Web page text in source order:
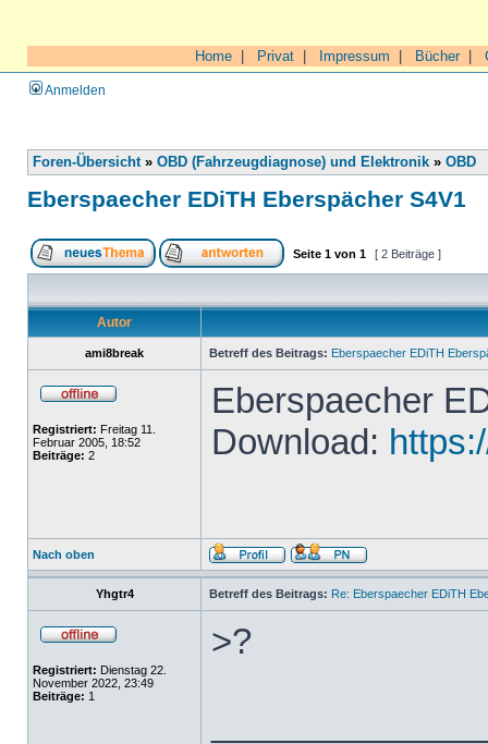
Home Privat Impressum Bücher|
Anmelden
Foren-Übersicht» OBD (Fahrzeugdiagnose) und Elektronik » OBD
Eberspaecher EDiTH Eberspächer S4V1
Seite 1 von 1 [ 2 Beiträge ]
Autor
ami8break Betreff des Beitrags: Eberspaecher EDiTH
Registriert: Freitag 11.
Februar 2005, 18:52
Beiträge: 2
Eberspaecher
Download:
Nach oben
Yhgtr4 Betreff des Beitrags: Re: Eberspaecher EDiTH
Registriert: Dienstag 22.
November 2022, 23:49
Beiträge: 1
>?